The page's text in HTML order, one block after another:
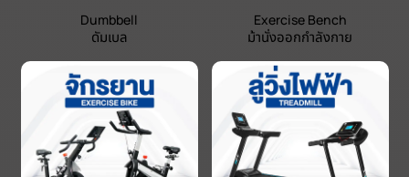
Dumbbell
ดัมเบล
Exercise Bench
ม้านั่งออกกำลังกาย